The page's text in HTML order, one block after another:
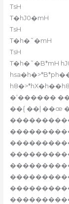
TsH
T�hJ0�mH
TsH
T�h�˜�mH
TsH
T�h�˜�B*mH
�‘������ ��
��{ ��| ��œ